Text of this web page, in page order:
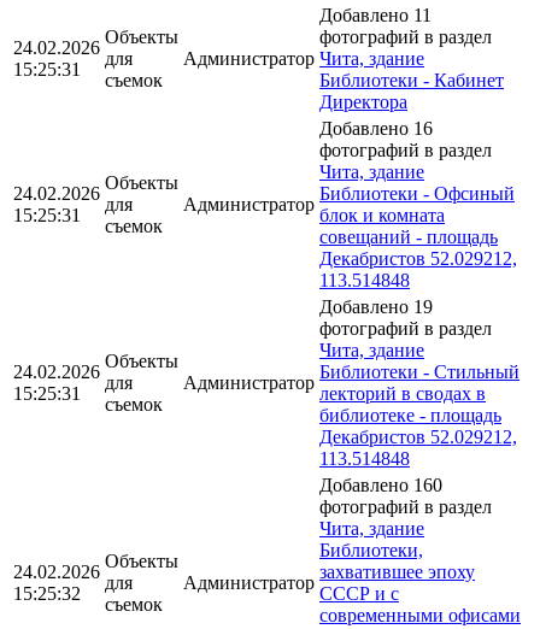
24.02.2026
15:25:31
Объекты
для
съемок
Администратор
Добавлено 11
фотографий в раздел
Чита, здание
Библиотеки - Кабинет
Директора
24.02.2026
15:25:31
Объекты
для
съемок
Администратор
Добавлено 16
фотографий в раздел
Чита, здание
Библиотеки - Офсиный
блок и комната
совещаний - площадь
Декабристов 52.029212,
113.514848
24.02.2026
15:25:31
Объекты
для
съемок
Администратор
Добавлено 19
фотографий в раздел
Чита, здание
Библиотеки - Стильный
лекторий в сводах в
библиотеке - площадь
Декабристов 52.029212,
113.514848
24.02.2026
15:25:32
Объекты
для
съемок
Администратор
Добавлено 160
фотографий в раздел
Чита, здание
Библиотеки,
захватившее эпоху
СССР и с
современными офисами